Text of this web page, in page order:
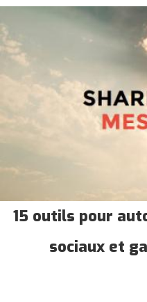
15 outils pour
sociaux et